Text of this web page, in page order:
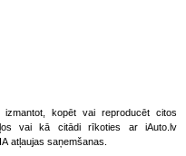
izmantot, kopēt vai reproducēt citos
vai kā citādi rīkoties ar iAuto.lv
atļaujas saņemšanas.